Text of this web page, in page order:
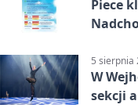
Piece
5 sierpnia
W
sekcji